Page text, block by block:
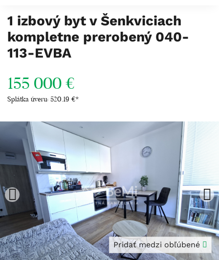
1 izbový byt v Šenkviciach
kompletne prerobený 040-
113-EVBA
155 000 €
Splátka úveru: 520.19 €*
Pridať medzi obľúbené